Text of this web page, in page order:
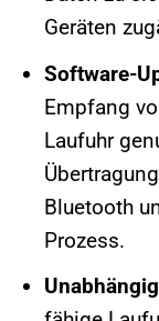
Geräten
Software-
Empfang
Laufuhr
Bluetooth
Prozess.